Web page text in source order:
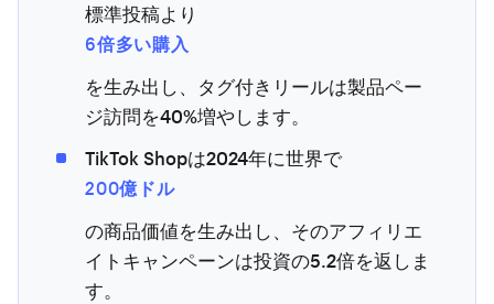
標準投稿より
6倍多い購入
を生み出し、タグ付きリールは製品ペー
ジ訪問を40%増やします。
TikTok Shopは2024年に世界で
200億ドル
の商品価値を生み出し、そのアフィリエ
イトキャンペーンは投資の5.2倍を返しま
す。